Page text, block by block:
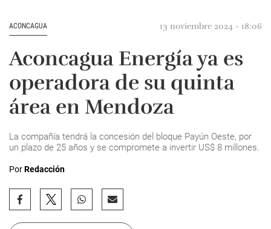
ACONCAGUA 13 noviembre 2024 - 18:06
Aconcagua Energía ya es
operadora de su quinta
área en Mendoza
La compañía tendrá la concesión del bloque Payún Oeste, por
un plazo de 25 años y se compromete a invertir US$ 8 millones.
PorRedacción